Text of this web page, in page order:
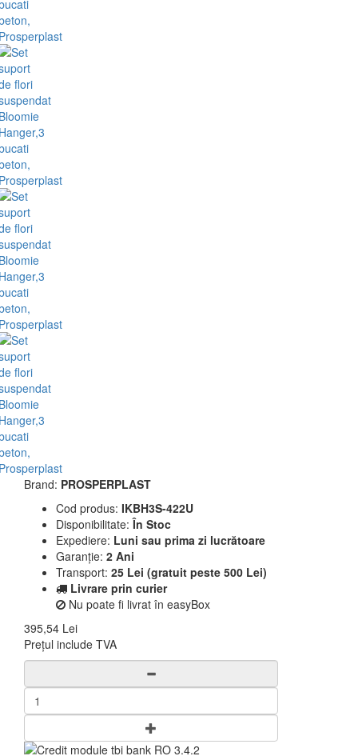
Brand: PROSPERPLAST
Cod produs: IKBH3S-422U
Disponibilitate: În Stoc
Expediere: Luni sau prima zi lucrătoare
Garanție: 2 Ani
Transport: 25 Lei (gratuit peste 500 Lei)
Livrare prin curier
Nu poate fi livrat în easyBox
395,54 Lei
Prețul include TVA